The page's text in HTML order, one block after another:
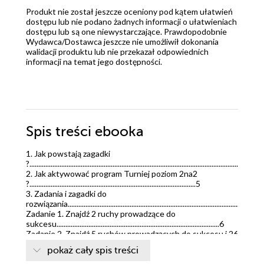
Produkt nie został jeszcze oceniony pod kątem ułatwień
dostępu lub nie podano żadnych informacji o ułatwieniach
dostępu lub są one niewystarczające. Prawdopodobnie
Wydawca/Dostawca jeszcze nie umożliwił dokonania
walidacji produktu lub nie przekazał odpowiednich
informacji na temat jego dostępności.
Spis treści ebooka
1. Jak powstają zagadki
2. Jak aktywować program Turniej poziom 2na2
?..............................................................................................5
3. Zadania i zagadki do
Zadanie 1. Znajdź 2 ruchy prowadzące do
sukcesu............................................................................................6
Zadanie 2. Znajdź 5 ruchów prowadzących do sukcesu i 26
Zadanie 3. Znajdź 1 ruch prowadzący do
pokaż cały spis treści